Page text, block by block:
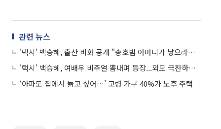
관련 뉴스
'택시' 백승혜, 출산 비화 공개 "송호범 어머니가 낳으라고 해서…"
'택시' 백승혜, 여배우 비주얼 뽐내며 등장...외모 극찬하는 행인에 송호범 긴장, '미인이시네요'
‘아파도 집에서 늙고 싶어…’ 고령 가구 40%가 노후 주택